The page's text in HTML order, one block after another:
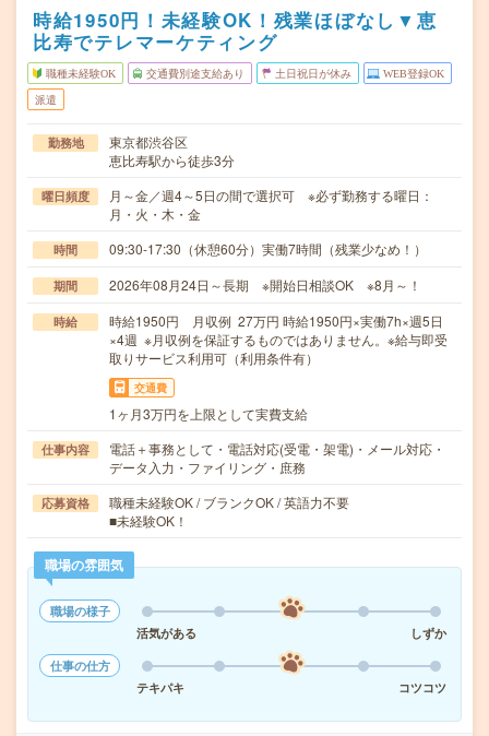
時給1950円！未経験OK！残業ほぼなし▼恵
比寿でテレマーケティング
職種未経験OK 交通費別途支給あり 土日祝日が休み WEB登録OK
派遣
勤務地
東京都渋谷区
恵比寿駅から徒歩3分
曜日頻度
月～金／週4～5日の間で選択可 ※必ず勤務する曜日：
月・火・木・金
時間 09:30-17:30（休憩60分）実働7時間（残業少なめ！）
期間 2026年08月24日～長期 ※開始日相談OK ※8月～！
時給
時給1950円 月収例 27万円 時給1950円×実働7h×週5日
×4週 ※月収例を保証するものではありません。※給与即受
取りサービス利用可（利用条件有）
交通費
1ヶ月3万円を上限として実費支給
仕事内容
電話＋事務として・電話対応(受電・架電)・メール対応・
データ入力・ファイリング・庶務
応募資格
職種未経験OK / ブランクOK / 英語力不要
■未経験OK！
職場の雰囲気
職場の様子
活気がある
しずか
仕事の仕方
テキパキ
コツコツ